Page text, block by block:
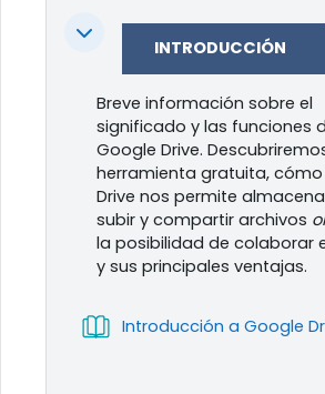
Colapsar INTRODUCCIÓN
Breve información sobre el
significado y las funciones
Google Drive.
herramienta gratuita,
Drive nos permite
subir y compartir archivos
la posibilidad de colaborar
y sus principales ventajas.
Introducción a Google